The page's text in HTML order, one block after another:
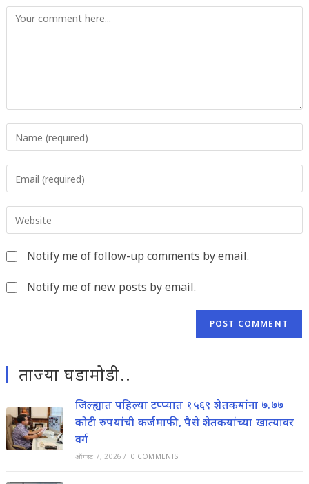
Comment
your
username
to
comment
your
address
toyour
URL
Notify me of follow-up comments by email.
Notify me of new posts by email.
ताज्या घडामोडी..
जिल्ह्यात पहिल्या टप्प्यात १५६९ शेतकऱ्यांना ७.७७
कोटी रुपयांची कर्जमाफी, पैसे शेतकऱ्यांच्या खात्यावर
वर्ग
ऑगस्ट 7, 2026 / 0 COMMENTS